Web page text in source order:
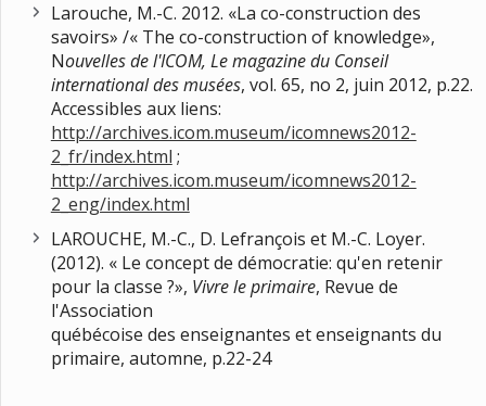
Larouche, M.-C. 2012. «La co-construction des
savoirs» /« The co-construction of knowledge»,
Nouvelles de l'ICOM, Le magazine du Conseil
international des musées, vol. 65, no 2, juin 2012, p.22.
Accessibles aux liens:
http://archives.icom.museum/icomnews2012-
2_fr/index.html ;
http://archives.icom.museum/icomnews2012-
2_eng/index.html
LAROUCHE, M.-C., D. Lefrançois et M.-C. Loyer.
(2012). « Le concept de démocratie: qu'en retenir
pour la classe ?», Vivre leprimaire, Revue de
l'Association
québécoise des enseignantes et enseignants du
primaire, automne, p.22-24